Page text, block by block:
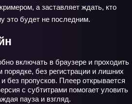
а заставляет ждать, кто
это будет не последним.
включать в браузере и проходить
без регистрации и лишних
без пропусков. Плеер открывается
с субтитрами помогает уловить
пауза и взгляд.